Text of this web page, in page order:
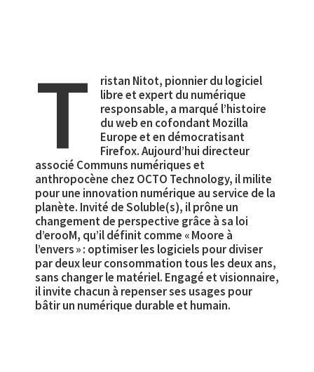
T
ristan Nitot, pionnier du logiciel
libre et expert du numérique
responsable, a marqué l’histoire
du web en cofondant Mozilla
Europe et en démocratisant
Firefox. Aujourd’hui directeur
associé Communs numériques et
anthropocène chez OCTO Technology, il milite
pour une innovation numérique au service de la
planète. Invité de Soluble(s), il prône un
changement de perspective grâce à sa loi
d’erooM, qu’il définit comme « Moore à
l’envers » : optimiser les logiciels pour diviser
par deux leur consommation tous les deux ans,
sans changer le matériel. Engagé et visionnaire,
il invite chacun à repenser ses usages pour
bâtir un numérique durable et humain.